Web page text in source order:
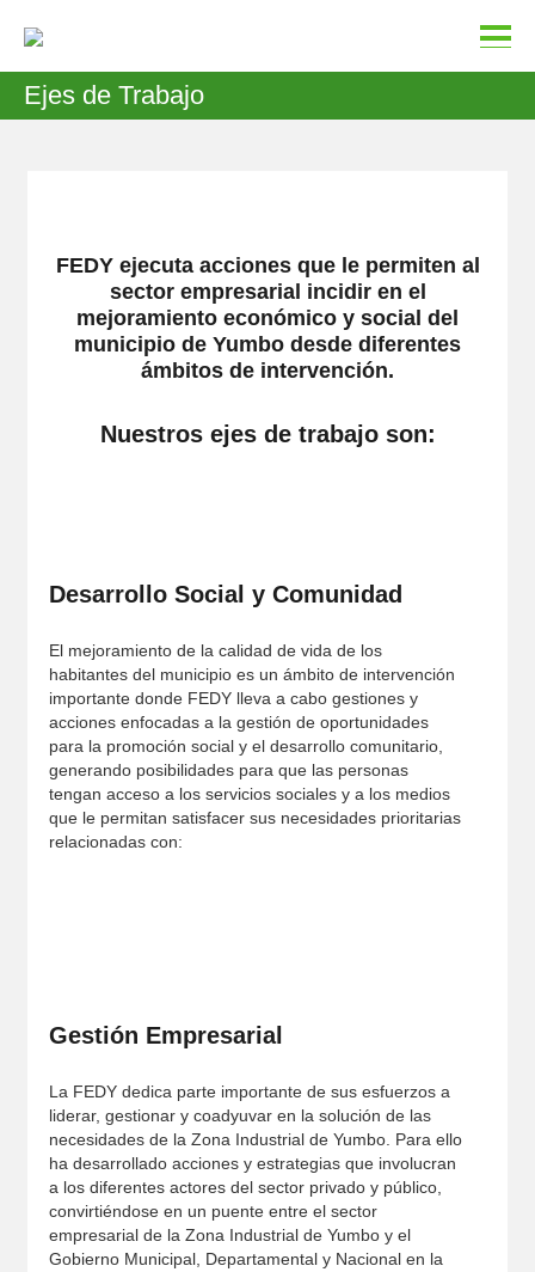
Ejes de Trabajo
FEDY ejecuta acciones que le permiten al
sector empresarial incidir en el
mejoramiento económico y social del
municipio de Yumbo desde diferentes
ámbitos de intervención.
Nuestros ejes de trabajo son:
Desarrollo Social y Comunidad
El mejoramiento de la calidad de vida de los
habitantes del municipio es un ámbito de intervención
importante donde FEDY lleva a cabo gestiones y
acciones enfocadas a la gestión de oportunidades
para la promoción social y el desarrollo comunitario,
generando posibilidades para que las personas
tengan acceso a los servicios sociales y a los medios
que le permitan satisfacer sus necesidades prioritarias
relacionadas con:
Gestión Empresarial
La FEDY dedica parte importante de sus esfuerzos a
liderar, gestionar y coadyuvar en la solución de las
necesidades de la Zona Industrial de Yumbo. Para ello
ha desarrollado acciones y estrategias que involucran
a los diferentes actores del sector privado y público,
convirtiéndose en un puente entre el sector
empresarial de la Zona Industrial de Yumbo y el
Gobierno Municipal, Departamental y Nacional en la